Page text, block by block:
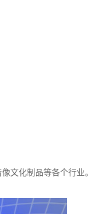
文化制品等各个行业。